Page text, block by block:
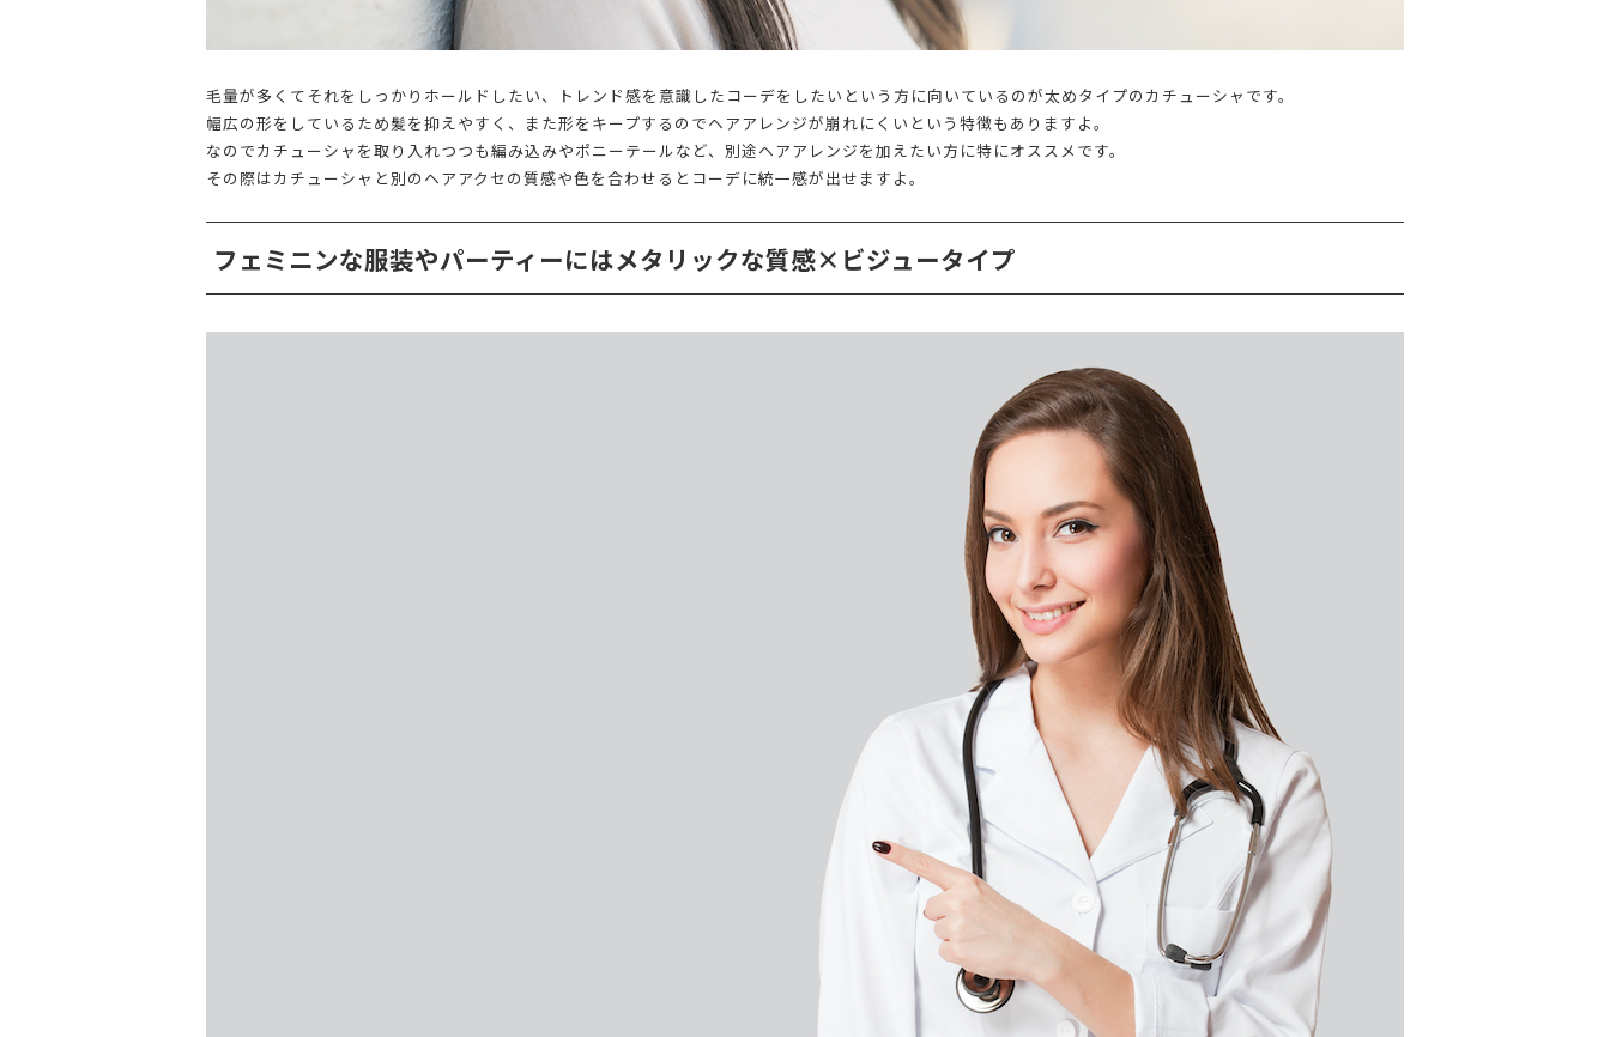
毛量が多くてそれをしっかりホールドしたい、トレンド感を意識したコーデをしたいという方に向いているのが太めタイプのカチューシャです。
幅広の形をしているため髪を抑えやすく、また形をキープするのでヘアアレンジが崩れにくいという特徴もありますよ。
なのでカチューシャを取り入れつつも編み込みやポニーテールなど、別途ヘアアレンジを加えたい方に特にオススメです。
その際はカチューシャと別のヘアアクセの質感や色を合わせるとコーデに統一感が出せますよ。
フェミニンな服装やパーティーにはメタリックな質感×ビジュータイプ